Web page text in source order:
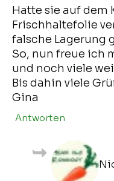
Hatte sie auf dem
Frischhaltefolie
falsche Lagerung
So, nun freue ich
und noch viele
Bis dahin viele
Gina
Antworten